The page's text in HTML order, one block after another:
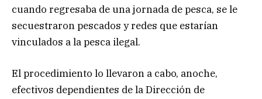
cuando regresaba de una jornada de pesca, se le
secuestraron pescados y redes que estarían
vinculados a la pesca ilegal.
El procedimiento lo llevaron a cabo, anoche,
efectivos dependientes de la Dirección de